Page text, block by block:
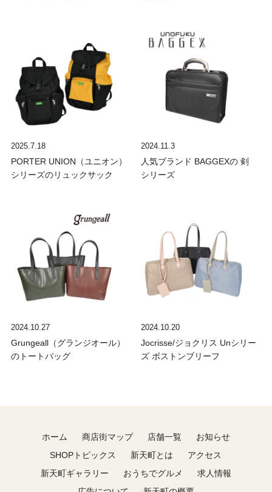
2025.7.18
PORTER UNION（ユニオン）
シリーズのリュックサック
2024.11.3
人気ブランド BAGGEXの 剣
シリーズ
2024.10.27
Grungeall（グランジオール）
のトートバッグ
2024.10.20
Jocrisse/ジョクリス Unシリー
ズ ボストンブリーフ
ホーム 商店街マップ 店舗一覧
お知らせ
SHOPトピックス
新天町とは
アクセス
新天町ギャラリー
おうちでグルメ
求人情報